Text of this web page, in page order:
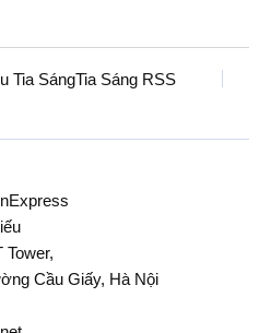
Tia SángTia Sáng RSS
Tower,
Cầu Giấy, Hà Nội